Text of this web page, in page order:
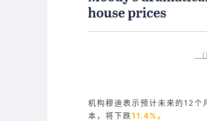
机构穆迪表示预计未来的12个
本，将下跌11.4%。